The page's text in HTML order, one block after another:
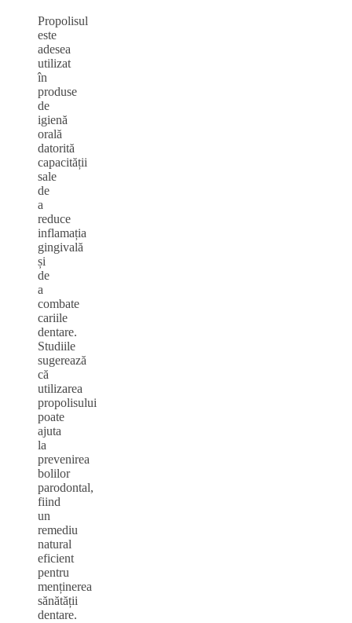
Propolisul
este
adesea
utilizat
în
produse
de
igienă
orală
datorită
capacității
sale
de
a
reduce
inflamația
gingivală
și
de
a
combate
cariile
dentare.
Studiile
sugerează
că
utilizarea
propolisului
poate
ajuta
la
prevenirea
bolilor
parodontal,
fiind
un
remediu
natural
eficient
pentru
menținerea
sănătății
dentare.